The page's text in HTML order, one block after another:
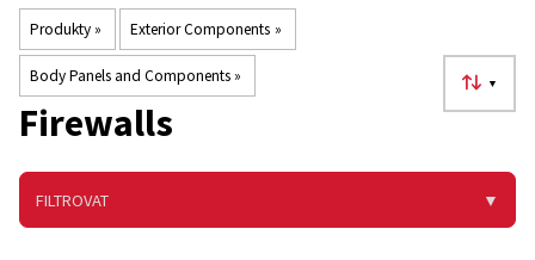
Produkty‪» Exterior Components ‪»
Body Panels and Components‪» ▼
Firewalls
FILTROVAT ▼